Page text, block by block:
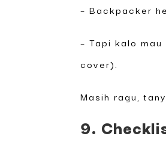
– Backpacker
– Tapi kalo
cover).
Masih ragu,
9.